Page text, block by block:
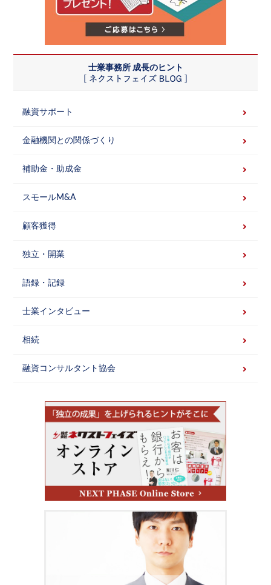
士業事務所 成長のヒント
融資サポート
金融機関との関係づくり
補助金・助成金
スモールM&A
顧客獲得
独立・開業
語録・記録
士業インタビュー
相続
融資コンサルタント協会